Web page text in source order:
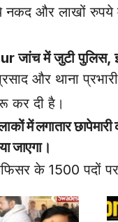
नकद और लाखों रुपये
जांच में जुटी पुलिस,
और थाना प्रभारी
कर दी है।
में लगातार छापेमारी
जाएगा।
के 1500 पदों